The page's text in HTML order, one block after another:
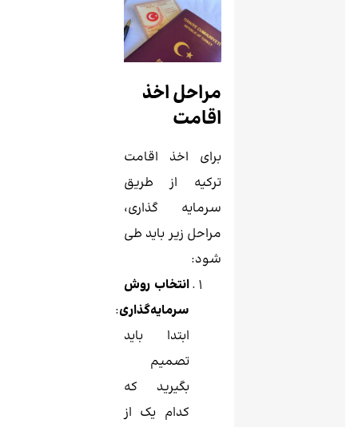
مراحل اخذ
اقامت
برای اخذ اقامت
ترکیه از طریق
سرمایه گذاری،
مراحل زیر باید طی
شود:
انتخاب روش
سرمایه‌گذاری:
ابتدا باید
تصمیم
بگیرید که
کدام یک از